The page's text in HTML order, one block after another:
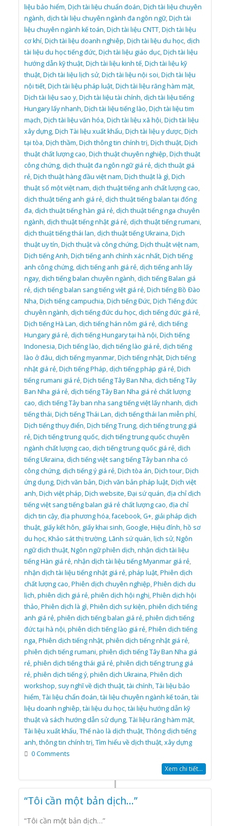
liệu bảo hiểm,Dịch tài liệu chuẩn đoán,Dịch tài liệu chuyên
ngành,dịch tài liệu chuyên ngành đa ngôn ngữ,Dịch tài
liệu chuyên ngành kế toán,Dịch tài liệu CNTT,Dịch tài liệu
cơ khí,Dịch tài liệu doanh nghiêp,Dịch tài liệu du học,dịch
tài liệu du học tiếng đức,Dịch tài liệu giáo dục,Dịch tài liệu
hướng dẫn kỹ thuật,Dịch tài liệu kinh tế,Dịch tài liệu kỹ
thuật,Dịch tài liệu lịch sử,Dịch tài liệu nội soi,Dịch tài liệu
nội tiết,Dịch tài liệu pháp luật,Dịch tài liệu răng hàm mặt,
Dịch tài liệu sao y,Dịch tài liệu tài chính,dịch tài liệu tiếng
Hungary lấy nhanh,Dịch tài liệu tiếng lào,Dịch tài liệu tim
mạch,Dịch tài liệu văn hóa,Dịch tài liệu xã hội,Dịch tài liệu
xây dựng,Dịch Tài liệu xuất khẩu,Dịch tài liệu y dược,Dịch
tại tòa,Dịch thầm,Dịch thông tin chính trị,Dịch thuật,Dịch
thuật chất lượng cao,Dịch thuật chuyên nghiệp,Dịch thuật
công chứng,dịch thuật đa ngôn ngữ giá rẻ,dịch thuật giá
rẻ,Dịch thuật hàng đầu việt nam,Dịch thuật là gì,Dịch
thuật số một việt nam,dịch thuật tiếng anh chất lượng cao,
dịch thuật tiếng anh giá rẻ,dịch thuật tiếng balan tại đống
đa,dịch thuật tiếng hàn giá rẻ,dịch thuật tiếng nga chuyên
ngành,dịch thuật tiếng nhật giá rẻ,dịch thuật tiếng rumani,
dịch thuật tiếng thái lan,dịch thuật tiếng Ukraina,Dịch
thuật uy tín,Dịch thuật và công chứng,Dịch thuật việt nam,
Dịch tiếng Anh,Dịch tiếng anh chính xác nhất,Dịch tiếng
anh công chứng,dịch tiếng anh giá rẻ,dịch tiếng anh lấy
ngay,dịch tiếng balan chuyên ngành,dịch tiếng Balan giá
rẻ,dịch tiếng balan sang tiếng việt giá rẻ,Dịch tiếng Bồ Đào
Nha,Dịch tiếng campuchia,Dịch tiếng Đức,Dịch Tiếng đức
chuyên ngành,dịch tiếng đức du học,dịch tiếng đức giá rẻ,
Dịch tiếng Hà Lan,dịch tiếng hán nôm giá rẻ,dịch tiếng
Hungary giá rẻ,dịch tiếng Hungary tại hà nội,Dịch tiếng
Indonesia,Dịch tiếng lào,dịch tiếng lào giá rẻ,dịch tiếng
lào ở đâu,dịch tiếng myanmar,Dịch tiếng nhật,Dịch tiếng
nhật giá rẻ,Dịch tiếng Pháp,dịch tiếng pháp giá rẻ,Dịch
tiếng rumani giá rẻ,Dịch tiếng Tây Ban Nha,dịch tiếng Tây
Ban Nha giá rẻ,dịch tiếng Tây Ban Nha giá rẻ chất lượng
cao,dịch tiếng Tây ban nha sang tiếng việt lấy nhanh,dịch
tiếng thái,Dịch tiếng Thái Lan,dịch tiếng thái lan miễn phí,
Dịch tiếng thụy điển,Dịch tiếng Trung,dịch tiếng trung giá
rẻ,Dịch tiếng trung quốc,dịch tiếng trung quốc chuyên
ngành chất lượng cao,dịch tiếng trung quốc giá rẻ,dịch
tiếng Ukraina,dịch tiếng việt sang tiếng Tây ban nha có
công chứng,dịch tiếng ý giá rẻ,Dịch tòa án,Dịch tour,Dịch
ứng dụng,Dịch văn bản,Dịch văn bản pháp luật,Dịch việt
anh,Dịch việt pháp,Dịch website,Đại sứ quán,địa chỉ dịch
tiếng việt sang tiếng balan giá rẻ chất lượng cao,địa chỉ
dịch tin cậy,địa phương hóa,facebook,G+, giải pháp dịch
thuật, giấy kết hôn, giấy khai sinh,Google,Hiệu đính,hồ sơ
du học,Khảo sát thị trường,Lãnh sứ quán,lịch sử,Ngôn
ngữ dịch thuật,Ngôn ngữ phiên dịch,nhận dịch tài liệu
tiếng Hàn giá rẻ,nhận dịch tài liệu tiếng Myanmar giá rẻ,
nhận dịch tài liệu tiếng nhật giá rẻ,pháp luật,Phiên dịch
chất lượng cao,Phiên dịch chuyên nghiệp,Phiên dịch du
lịch,phiên dịch giá rẻ,phiên dịch hội nghị,Phiên dịch hội
thảo,Phiên dịch là gì,Phiên dịch sự kiện,phiên dịch tiếng
anh giá rẻ,phiên dịch tiếng balan giá rẻ,phiên dịch tiếng
đức tại hà nội,phiên dịch tiếng lào giá rẻ,Phiên dịch tiếng
nga,Phiên dịch tiếng nhật,phiên dịch tiếng nhật giá rẻ,
phiên dịch tiếng rumani,phiên dịch tiếng Tây Ban Nha giá
rẻ,phiên dịch tiếng thái giá rẻ,phiên dịch tiếng trung giá
rẻ,phiên dịch tiếng ý,phiên dịch Ukraina,Phiên dịch
workshop, suy nghĩ về dịch thuật,tài chính,Tài liệu bảo
hiểm,Tài liệu chẩn đoán,tài liệu chuyên ngành kế toán,tài
liệu doanh nghiêp,tài liệu du học,tài liệu hướng dẫn kỹ
thuật và sách hướng dẫn sử dụng,Tài liệu răng hàm mặt,
Tài liệu xuất khẩu,Thế nào là dịch thuật,Thông dịch tiếng
anh,thông tin chính trị,Tìm hiểu về dịch thuật,xây dựng
0 Comments
Xem chi tiết...
“Tôi cần một bản dịch…”
“Tôi cần một bản dịch…”